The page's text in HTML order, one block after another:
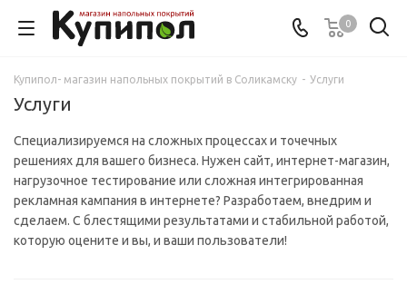
0
Купипол- магазин напольных покрытий в Соликамску - Услуги
Услуги
Специализируемся на сложных процессах и точечных
решениях для вашего бизнеса. Нужен сайт, интернет-магазин,
нагрузочное тестирование или сложная интегрированная
рекламная кампания в интернете? Разработаем, внедрим и
сделаем. С блестящими результатами и стабильной работой,
которую оцените и вы, и ваши пользователи!